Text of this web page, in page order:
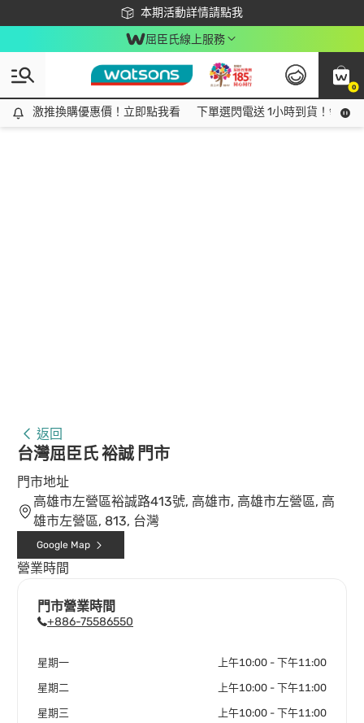
本期活動詳情請點我
下載app最高回饋$350
屈臣氏線上服務
0
激推換購優惠價！立即點我看
激推換購優惠價！立即點我看 下單選閃電送 1小時到貨！領神
返回
台灣屈臣氏 裕誠 門市
門市地址
高雄市左營區裕誠路413號, 高雄市, 高雄市左營區, 高
雄市左營區, 813, 台灣
Google Map
營業時間
門市營業時間
+886-75586550
星期一 上午10:00 - 下午11:00
星期二 上午10:00 - 下午11:00
星期三 上午10:00 - 下午11:00